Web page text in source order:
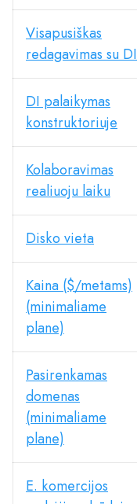
Visapusiškas
redagavimas su DI
DI palaikymas
konstruktoriuje
Kolaboravimas
realiuoju laiku
Disko vieta
Kaina ($/metams)
(minimaliame
plane)
Pasirenkamas
domenas
(minimaliame
plane)
E. komercijos